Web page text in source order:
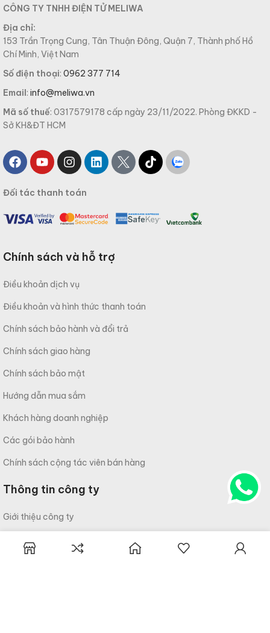
CÔNG TY TNHH ĐIỆN TỬ MELIWA
Địa chỉ:
153 Trần Trọng Cung, Tân Thuận Đông, Quận 7, Thành phố Hồ
Chí Minh, Việt Nam
Số điện thoại: 0962 377 714
Email: info@meliwa.vn
Mã số thuế: 0317579178 cấp ngày 23/11/2022. Phòng ĐKKD -
Sở KH&ĐT HCM
Đối tác thanh toán
Chính sách và hỗ trợ
Điều khoản dịch vụ
Điều khoản và hình thức thanh toán
Chính sách bảo hành và đổi trả
Chính sách giao hàng
Chính sách bảo mật
Hướng dẫn mua sắm
Khách hàng doanh nghiệp
Các gói bảo hành
Chính sách cộng tác viên bán hàng
Thông tin công ty
Giới thiệu công ty